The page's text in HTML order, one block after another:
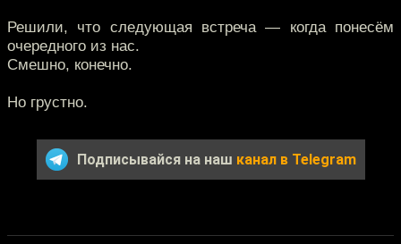
Решили, что следующая встреча — когда понесём
очередного из нас.
Смешно, конечно.
Но грустно.
Подписывайся на наш канал в Telegram